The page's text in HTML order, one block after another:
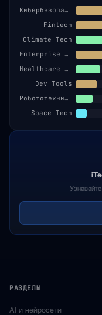
Кибербезопасность
Fintech
Climate Tech
Enterprise SaaS
Healthcare AI
Dev Tools
Робототехника
Space Tech
РАЗДЕЛЫ
AI и нейросети